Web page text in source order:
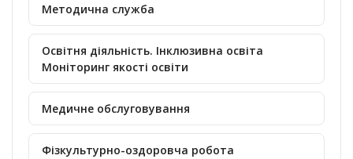
Методична служба
Освітня діяльність. Інклюзивна освіта
Моніторинг якості освіти
Медичне обслуговування
Фізкультурно-оздоровча робота